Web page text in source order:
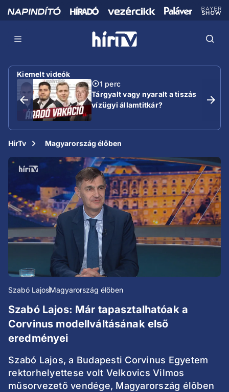
Kiemelt videók
1 perc
Tárgyalt vagy nyaralt a tiszás
vízügyi államtitkár?
HírTv Magyarország élőben
Szabó LajosMagyarország élőben
Szabó Lajos: Már tapasztalhatóak a
Corvinus modellváltásának első
eredményei
Szabó Lajos, a Budapesti Corvinus Egyetem
rektorhelyettese volt Velkovics Vilmos
műsorvezető vendége, Magyarország élőben